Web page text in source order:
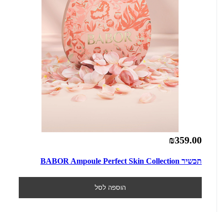
₪359.00
תכשיר BABOR Ampoule Perfect Skin Collection
הוספה לסל